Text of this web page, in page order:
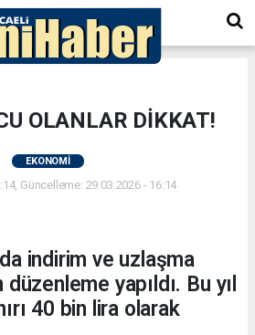
OLANLAR DİKKAT!
EKONOMİ
Güncelleme: 29.03.2026 - 16:14
indirim ve uzlaşma
yapıldı. Bu yıl
40 bin lira olarak